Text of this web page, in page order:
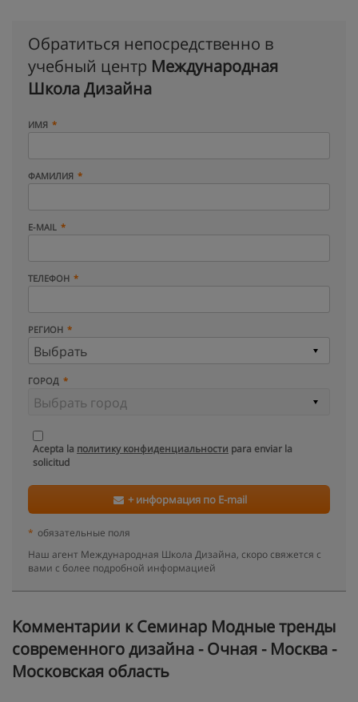
Обратиться непосредственно в
учебный центр Международная
Школа Дизайна
ИМЯ
ФАМИЛИЯ
E-MAIL
ТЕЛЕФОН
РЕГИОН
ГОРОД
Acepta la политику конфиденциальности para enviar la
solicitud
+ информация по E-mail
* обязательные поля
Наш агент Международная Школа Дизайна, скоро свяжется с
вами с более подробной информацией
Kомментарии к Семинар Модные тренды
современного дизайна - Очная - Москва -
Московская область